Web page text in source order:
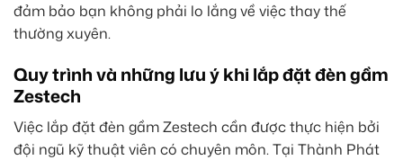
đảm bảo bạn không phải lo lắng về việc thay thế
thường xuyên.
Quy trình và những lưu ý khi lắp đặt đèn gầm
Zestech
Việc lắp đặt đèn gầm Zestech cần được thực hiện bởi
đội ngũ kỹ thuật viên có chuyên môn. Tại Thành Phát